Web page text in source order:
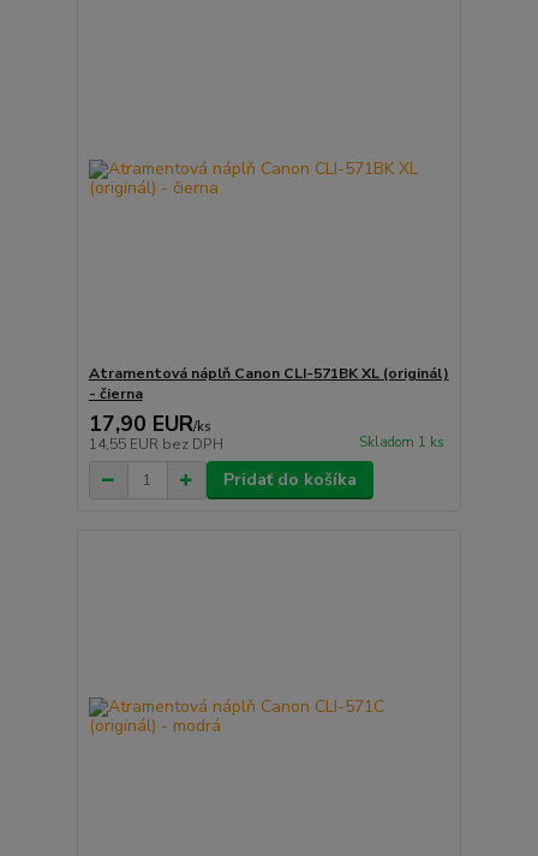
Atramentová náplň Canon CLI-571BK XL (originál)
- čierna
17,90 EUR/ks
14,55 EUR bez DPH Skladom 1 ks
Pridať do košíka